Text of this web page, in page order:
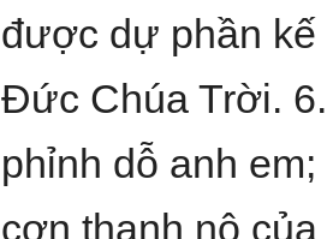
được dự phần
Đức Chúa Trời.
phỉnh dỗ anh
cơn thạnh nộ